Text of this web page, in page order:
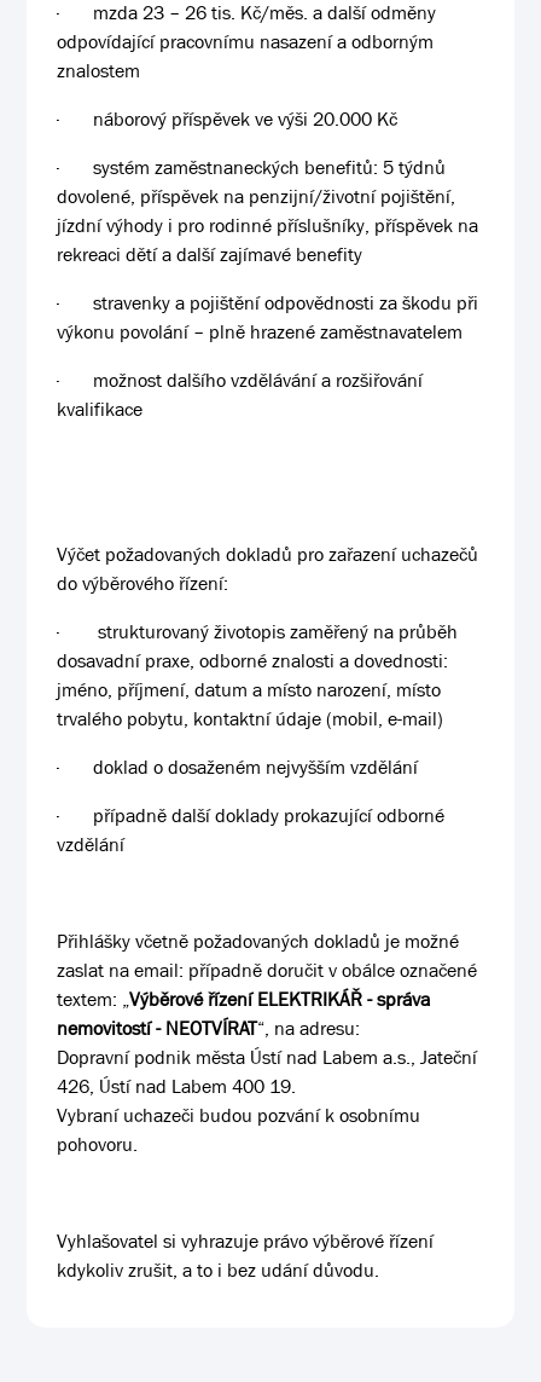
·
mzda 23 – 26 tis. Kč/měs. a další odměny
odpovídající pracovnímu nasazení a odborným
znalostem
·
náborový příspěvek ve výši 20.000 Kč
·
systém zaměstnaneckých benefitů: 5 týdnů
dovolené, příspěvek na penzijní/životní pojištění,
jízdní výhody i pro rodinné příslušníky, příspěvek na
rekreaci dětí a další zajímavé benefity
·
stravenky a pojištění odpovědnosti za škodu při
výkonu povolání – plně hrazené zaměstnavatelem
·
možnost dalšího vzdělávání a rozšiřování
kvalifikace
Výčet požadovaných dokladů pro zařazení uchazečů
do výběrového řízení:
·
strukturovaný životopis zaměřený na průběh
dosavadní praxe, odborné znalosti a dovednosti:
jméno, příjmení, datum a místo narození, místo
trvalého pobytu, kontaktní údaje (mobil, e-mail)
·
doklad o dosaženém nejvyšším vzdělání
·
případně další doklady prokazující odborné
vzdělání
Přihlášky včetně požadovaných dokladů je možné
zaslat na email: případně doručit v obálce označené
textem: „Výběrové řízení ELEKTRIKÁŘ - správa
nemovitostí - NEOTVÍRAT“, na adresu:
Dopravní podnik města Ústí nad Labem a.s., Jateční
426, Ústí nad Labem 400 19.
Vybraní uchazeči budou pozvání k osobnímu
pohovoru.
Vyhlašovatel si vyhrazuje právo výběrové řízení
kdykoliv zrušit, a to i bez udání důvodu.